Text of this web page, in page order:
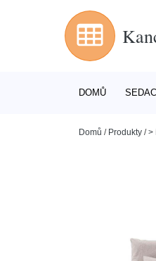
DOMŮ
Domů / Produkty />